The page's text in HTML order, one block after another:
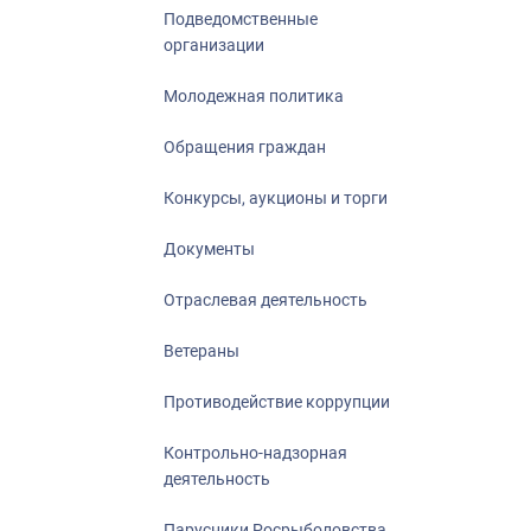
Подведомственные
организации
Молодежная политика
Обращения граждан
Конкурсы, аукционы и торги
Документы
Отраслевая деятельность
Ветераны
Противодействие коррупции
Контрольно-надзорная
деятельность